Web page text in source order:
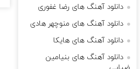
دانلود آهنگ های رضا غفوری
دانلود آهنگ های منوچهر هادی
دانلود آهنگ های هایکا
دانلود آهنگ های بنیامین